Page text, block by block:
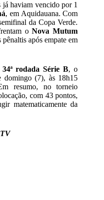
já haviam vencido por 1
, em Aquidauana. Com
da Copa Verde.
oNova Mutum
após empate em
34ª rodada Série B, o
domingo (7), às 18h15
resumo, no torneio
com 43 pontos,
matematicamente da